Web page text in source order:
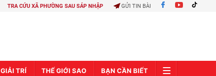
TRA CỨU XÃ PHƯỜNG SAU SÁP NHẬP GỬI TIN BÀI
GIẢI TRÍ THẾ GIỚI SAO BẠN CẦN BIẾT